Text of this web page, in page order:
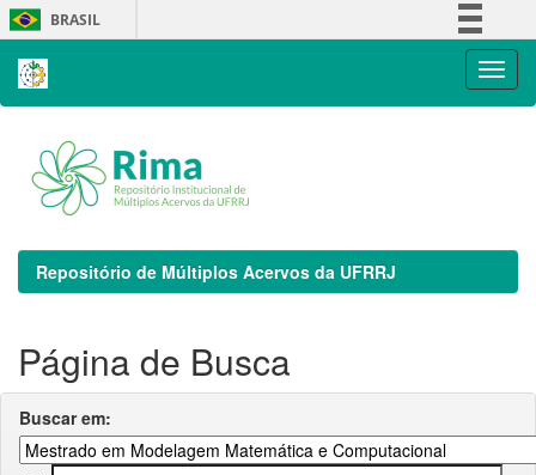
Skip
navigation
BRASIL
Repositório de Múltiplos Acervos da UFRRJ
Página de Busca
Buscar em: